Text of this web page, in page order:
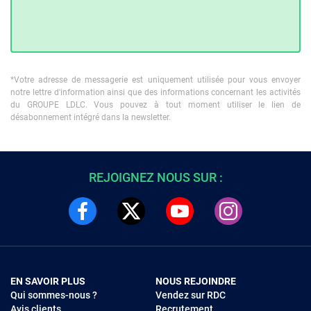
*Votre adresse de messagerie est uniquement utilisée pour vous envoyer
notre lettre d'information ainsi que des informations concernant les activités
du GROUPE LDLC. Vous pouvez à tout moment utiliser le lien de
désabonnement intégré dans la newsletter.
REJOIGNEZ NOUS SUR :
EN SAVOIR PLUS
Qui sommes-nous ?
NOUS REJOINDRE
Vendez sur RDC